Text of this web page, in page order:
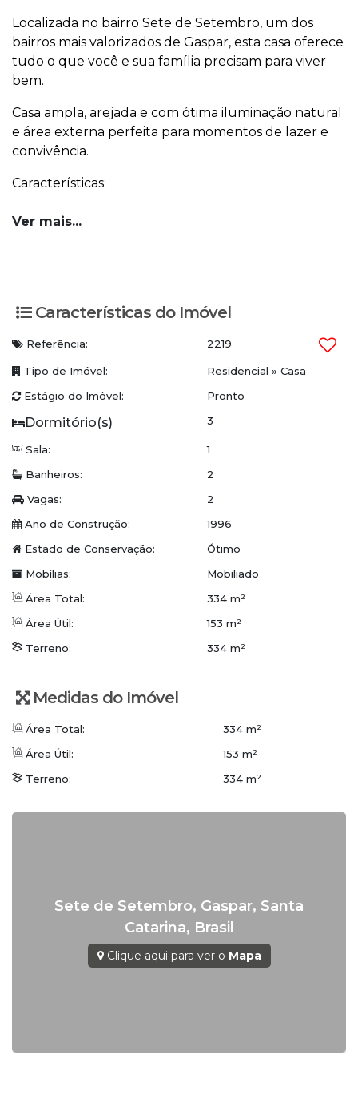
Localizada no bairro Sete de Setembro, um dos
bairros mais valorizados de Gaspar, esta casa oferece
tudo o que você e sua família precisam para viver
bem.
Casa ampla, arejada e com ótima iluminação natural
e área externa perfeita para momentos de lazer e
convivência.
Características:
3 Dormitórios
Jardim
Área de festas com churrasqueira a carvão
Depósito
Placas de energia solar
Proprietário estuda permuta por casa em Indaial,
Ficou interessado? Vamos conversar!
Conceito Imobiliária | Viva o Conceito
www.conceitoimobiliaria.com.br
Ver mais...
Características do Imóvel
Referência: 2219
Tipo de Imóvel: Residencial » Casa
Estágio do Imóvel:
Pronto
3
Sala:
1
Banheiros:
2
Vagas:
2
Ano de Construção:
1996
Estado de Conservação:
Ótimo
Mobílias:
Mobiliado
Área Total:
334 m²
Área Útil:
153 m²
Terreno:
334 m²
Medidas do Imóvel
Área Total:
334 m²
Área Útil:
153 m²
Terreno:
334 m²
Sete de Setembro, Gaspar, Santa
Catarina, Brasil
Clique aqui para ver o Mapa